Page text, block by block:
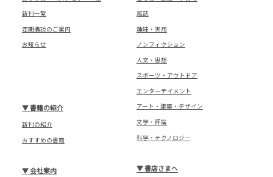
新刊一覧
定期購読のご案内
お知らせ
雑誌
趣味・実用
ノンフィクション
人文・思想
スポーツ・アウトドア
エンターテイメント
アート・建築・デザイン
文学・評論
科学・テクノロジー
▼書籍の紹介
新刊の紹介
おすすめの書籍
▼書店さまへ
▼会社案内